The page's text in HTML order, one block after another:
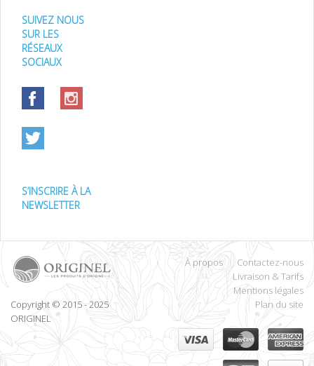
SUIVEZ NOUS
SUR LES
RÉSEAUX
SOCIAUX
S’INSCRIRE À LA
NEWSLETTER
Copyright © 2015 - 2025
ORIGINEL
À propos
Contactez-nous
Livraison & Tarifs
Mentions légales
Plan du site